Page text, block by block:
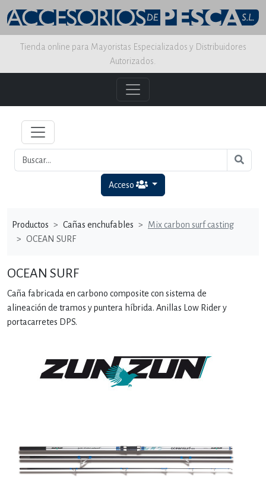
Tienda online para Mayoristas Especializados y Distribuidores
Autorizados.
Acceso
Productos Cañas enchufables
Mix carbon surf casting
OCEAN SURF
OCEAN SURF
Caña fabricada en carbono composite con sistema de
alineación de tramos y puntera híbrida. Anillas Low Rider y
portacarretes DPS.